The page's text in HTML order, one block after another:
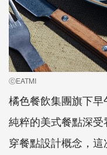
ⓒEATMI
橘色餐飲集團旗下
純粹的美式餐點深
穿餐點設計概念，